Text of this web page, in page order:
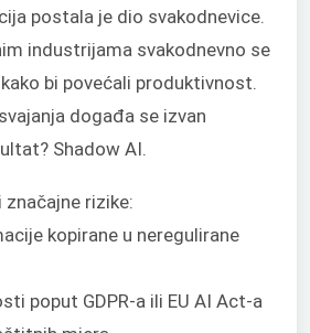
postala je dio svakodnevice.
industrijama svakodnevno se
bi povećali produktivnost.
događa se izvan
Shadow AI.
rizike:
kopirane u neregulirane
poput GDPR-a ili EU AI Act-a